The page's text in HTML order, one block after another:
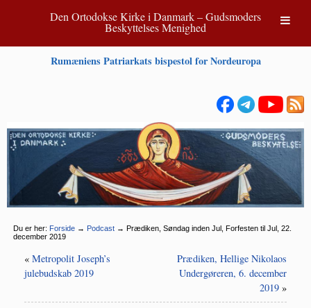
Den Ortodokse Kirke i Danmark – Gudsmoders
Beskyttelses Menighed
Rumæniens Patriarkats bispestol for Nordeuropa
Du er her: Forside → Podcast → Prædiken, Søndag inden Jul, Forfesten til Jul, 22.
december 2019
« Metropolit Joseph’s
julebudskab 2019
Prædiken, Hellige Nikolaos
Undergøreren, 6. december
2019 »